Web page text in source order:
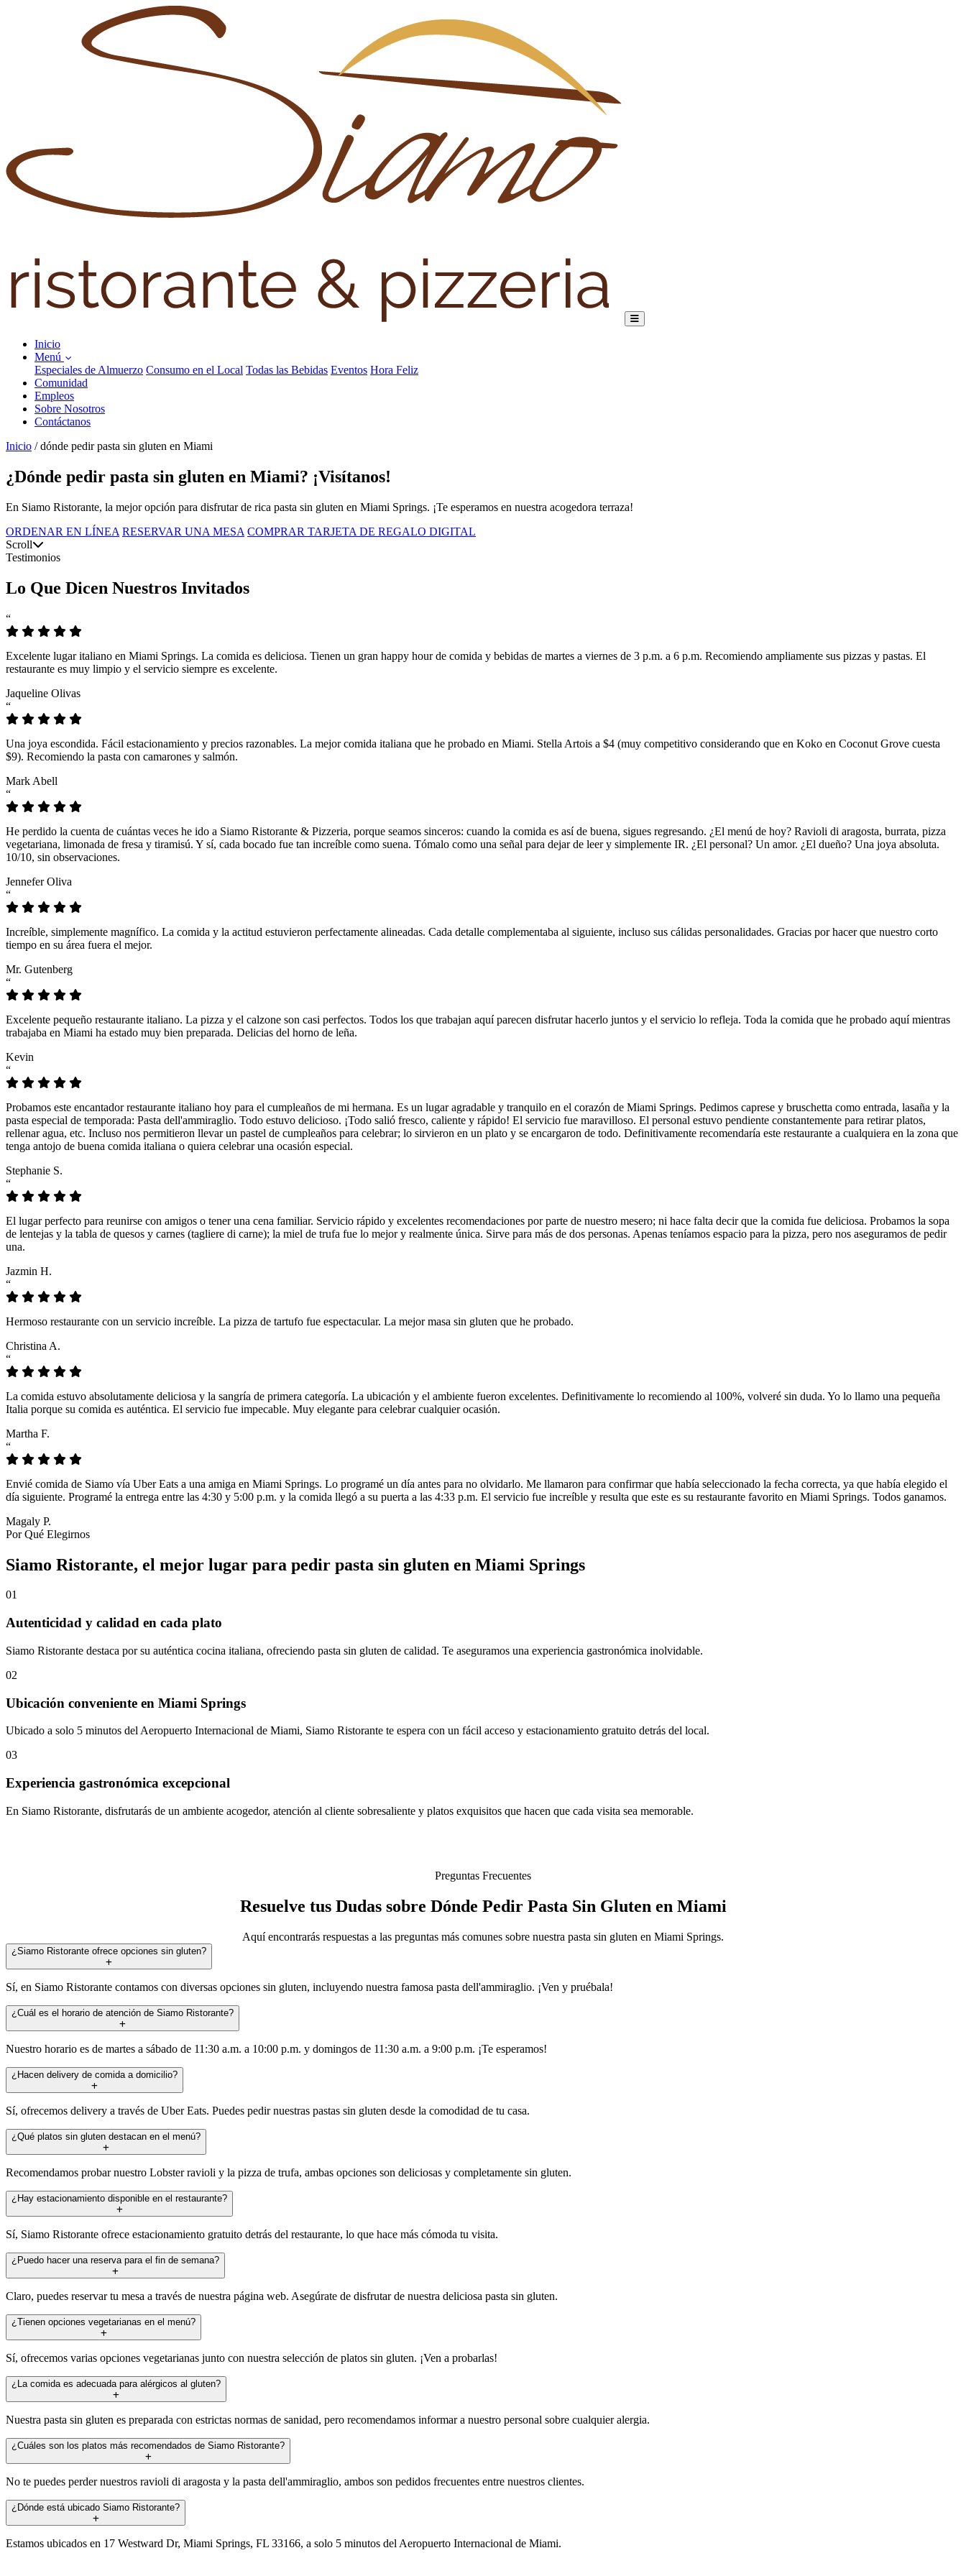
Inicio
Menú
Especiales de Almuerzo Consumo en el Local Todas las Bebidas Eventos Hora Feliz
Comunidad
Empleos
Sobre Nosotros
Contáctanos
Inicio / dónde pedir pasta sin gluten en Miami
¿Dónde pedir pasta sin gluten en Miami? ¡Visítanos!
En Siamo Ristorante, la mejor opción para disfrutar de rica pasta sin gluten en Miami Springs. ¡Te esperamos en nuestra acogedora terraza!
ORDENAR EN LÍNEA RESERVAR UNA MESA COMPRAR TARJETA DE REGALO DIGITAL
Scroll
Testimonios
Lo Que Dicen Nuestros Invitados
“
Excelente lugar italiano en Miami Springs. La comida es deliciosa. Tienen un gran happy hour de comida y bebidas de martes a viernes de 3 p.m. a 6 p.m. Recomiendo ampliamente sus pizzas y pastas. El
restaurante es muy limpio y el servicio siempre es excelente.
Jaqueline Olivas
“
Una joya escondida. Fácil estacionamiento y precios razonables. La mejor comida italiana que he probado en Miami. Stella Artois a $4 (muy competitivo considerando que en Koko en Coconut Grove cuesta
$9). Recomiendo la pasta con camarones y salmón.
Mark Abell
“
He perdido la cuenta de cuántas veces he ido a Siamo Ristorante & Pizzeria, porque seamos sinceros: cuando la comida es así de buena, sigues regresando. ¿El menú de hoy? Ravioli di aragosta, burrata, pizza
vegetariana, limonada de fresa y tiramisú. Y sí, cada bocado fue tan increíble como suena. Tómalo como una señal para dejar de leer y simplemente IR. ¿El personal? Un amor. ¿El dueño? Una joya absoluta.
10/10, sin observaciones.
Jennefer Oliva
“
Increíble, simplemente magnífico. La comida y la actitud estuvieron perfectamente alineadas. Cada detalle complementaba al siguiente, incluso sus cálidas personalidades. Gracias por hacer que nuestro corto
tiempo en su área fuera el mejor.
Mr. Gutenberg
“
Excelente pequeño restaurante italiano. La pizza y el calzone son casi perfectos. Todos los que trabajan aquí parecen disfrutar hacerlo juntos y el servicio lo refleja. Toda la comida que he probado aquí mientras
trabajaba en Miami ha estado muy bien preparada. Delicias del horno de leña.
Kevin
“
Probamos este encantador restaurante italiano hoy para el cumpleaños de mi hermana. Es un lugar agradable y tranquilo en el corazón de Miami Springs. Pedimos caprese y bruschetta como entrada, lasaña y la
pasta especial de temporada: Pasta dell'ammiraglio. Todo estuvo delicioso. ¡Todo salió fresco, caliente y rápido! El servicio fue maravilloso. El personal estuvo pendiente constantemente para retirar platos,
rellenar agua, etc. Incluso nos permitieron llevar un pastel de cumpleaños para celebrar; lo sirvieron en un plato y se encargaron de todo. Definitivamente recomendaría este restaurante a cualquiera en la zona que
tenga antojo de buena comida italiana o quiera celebrar una ocasión especial.
Stephanie S.
“
El lugar perfecto para reunirse con amigos o tener una cena familiar. Servicio rápido y excelentes recomendaciones por parte de nuestro mesero; ni hace falta decir que la comida fue deliciosa. Probamos la sopa
de lentejas y la tabla de quesos y carnes (tagliere di carne); la miel de trufa fue lo mejor y realmente única. Sirve para más de dos personas. Apenas teníamos espacio para la pizza, pero nos aseguramos de pedir
una.
Jazmin H.
“
Hermoso restaurante con un servicio increíble. La pizza de tartufo fue espectacular. La mejor masa sin gluten que he probado.
Christina A.
“
La comida estuvo absolutamente deliciosa y la sangría de primera categoría. La ubicación y el ambiente fueron excelentes. Definitivamente lo recomiendo al 100%, volveré sin duda. Yo lo llamo una pequeña
Italia porque su comida es auténtica. El servicio fue impecable. Muy elegante para celebrar cualquier ocasión.
Martha F.
“
Envié comida de Siamo vía Uber Eats a una amiga en Miami Springs. Lo programé un día antes para no olvidarlo. Me llamaron para confirmar que había seleccionado la fecha correcta, ya que había elegido el
día siguiente. Programé la entrega entre las 4:30 y 5:00 p.m. y la comida llegó a su puerta a las 4:33 p.m. El servicio fue increíble y resulta que este es su restaurante favorito en Miami Springs. Todos ganamos.
Magaly P.
Por Qué Elegirnos
Siamo Ristorante, el mejor lugar para pedir pasta sin gluten en Miami Springs
01
Autenticidad y calidad en cada plato
Siamo Ristorante destaca por su auténtica cocina italiana, ofreciendo pasta sin gluten de calidad. Te aseguramos una experiencia gastronómica inolvidable.
02
Ubicación conveniente en Miami Springs
Ubicado a solo 5 minutos del Aeropuerto Internacional de Miami, Siamo Ristorante te espera con un fácil acceso y estacionamiento gratuito detrás del local.
03
Experiencia gastronómica excepcional
En Siamo Ristorante, disfrutarás de un ambiente acogedor, atención al cliente sobresaliente y platos exquisitos que hacen que cada visita sea memorable.
Preguntas Frecuentes
Resuelve tus Dudas sobre Dónde Pedir Pasta Sin Gluten en Miami
Aquí encontrarás respuestas a las preguntas más comunes sobre nuestra pasta sin gluten en Miami Springs.
¿Siamo Ristorante ofrece opciones sin gluten?
Sí, en Siamo Ristorante contamos con diversas opciones sin gluten, incluyendo nuestra famosa pasta dell'ammiraglio. ¡Ven y pruébala!
¿Cuál es el horario de atención de Siamo Ristorante?
Nuestro horario es de martes a sábado de 11:30 a.m. a 10:00 p.m. y domingos de 11:30 a.m. a 9:00 p.m. ¡Te esperamos!
¿Hacen delivery de comida a domicilio?
Sí, ofrecemos delivery a través de Uber Eats. Puedes pedir nuestras pastas sin gluten desde la comodidad de tu casa.
¿Qué platos sin gluten destacan en el menú?
Recomendamos probar nuestro Lobster ravioli y la pizza de trufa, ambas opciones son deliciosas y completamente sin gluten.
¿Hay estacionamiento disponible en el restaurante?
Sí, Siamo Ristorante ofrece estacionamiento gratuito detrás del restaurante, lo que hace más cómoda tu visita.
¿Puedo hacer una reserva para el fin de semana?
Claro, puedes reservar tu mesa a través de nuestra página web. Asegúrate de disfrutar de nuestra deliciosa pasta sin gluten.
¿Tienen opciones vegetarianas en el menú?
Sí, ofrecemos varias opciones vegetarianas junto con nuestra selección de platos sin gluten. ¡Ven a probarlas!
¿La comida es adecuada para alérgicos al gluten?
Nuestra pasta sin gluten es preparada con estrictas normas de sanidad, pero recomendamos informar a nuestro personal sobre cualquier alergia.
¿Cuáles son los platos más recomendados de Siamo Ristorante?
No te puedes perder nuestros ravioli di aragosta y la pasta dell'ammiraglio, ambos son pedidos frecuentes entre nuestros clientes.
¿Dónde está ubicado Siamo Ristorante?
Estamos ubicados en 17 Westward Dr, Miami Springs, FL 33166, a solo 5 minutos del Aeropuerto Internacional de Miami.